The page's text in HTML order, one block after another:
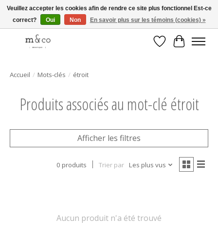
Livraison gratuite avec tout achat de 250$ et plus
Liste dePanier
Accueil / Mots-clés / étroit
Produits associés au mot-clé étroit
Afficher les filtres
0 produits Trier par Les plus vus
Aucun produit n'a été trouvé
Veuillez accepter les cookies afin de rendre ce site plus fonctionnel Est-ce
correct?
Oui Non En savoir plus sur les témoins (cookies) »